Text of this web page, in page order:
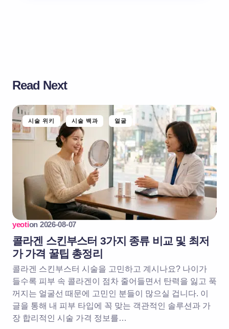
Read Next
시술 위키 시술 백과 얼굴
yeotion 2026-08-07
콜라겐 스킨부스터 3가지 종류 비교 및 최저
가 가격 꿀팁 총정리
콜라겐 스킨부스터 시술을 고민하고 계시나요? 나이가
들수록 피부 속 콜라겐이 점차 줄어들면서 탄력을 잃고 푹
꺼지는 얼굴선 때문에 고민인 분들이 많으실 겁니다. 이
글을 통해 내 피부 타입에 꼭 맞는 객관적인 솔루션과 가
장 합리적인 시술 가격 정보를…